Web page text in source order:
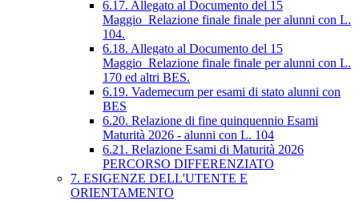
6.17. Allegato al Documento del 15
Maggio_Relazione finale finale per alunni con L.
104.
6.18. Allegato al Documento del 15
Maggio_Relazione finale finale per alunni con L.
170 ed altri BES.
6.19. Vademecum per esami di stato alunni con
BES
6.20. Relazione di fine quinquennio Esami
Maturità 2026 - alunni con L. 104
6.21. Relazione Esami di Maturità 2026
PERCORSO DIFFERENZIATO
7. ESIGENZE DELL'UTENTE E
ORIENTAMENTO